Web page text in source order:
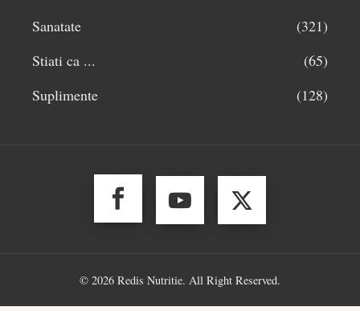
Sanatate
(321)
Stiati ca ...
(65)
Suplimente
(128)
© 2026 Redis Nutritie. All Right Reserved.